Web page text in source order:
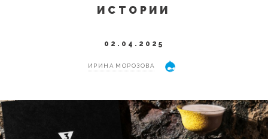
ИСТОРИИ
02.04.2025
ИРИНА МОРОЗОВА